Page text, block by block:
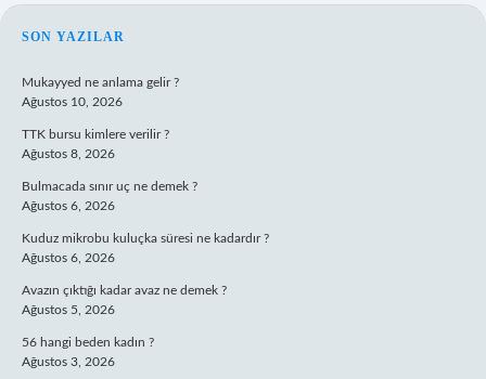
SIDEBAR
SON YAZILAR
Mukayyed ne anlama gelir ?
Ağustos 10, 2026
TTK bursu kimlere verilir ?
Ağustos 8, 2026
Bulmacada sınır uç ne demek ?
Ağustos 6, 2026
Kuduz mikrobu kuluçka süresi ne kadardır ?
Ağustos 6, 2026
Avazın çıktığı kadar avaz ne demek ?
Ağustos 5, 2026
56 hangi beden kadın ?
Ağustos 3, 2026